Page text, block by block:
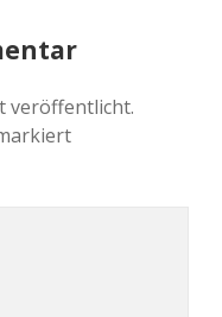
veröffentlicht.